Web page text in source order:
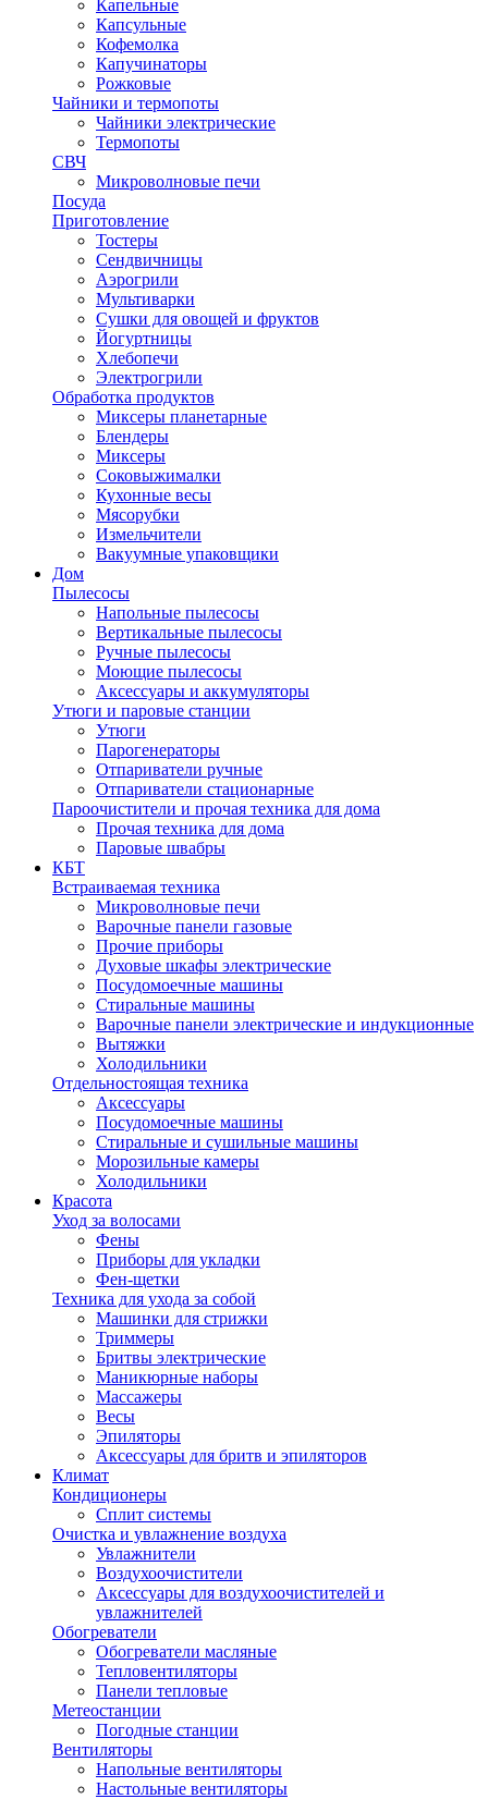
Капельные
Капсульные
Кофемолка
Капучинаторы
Рожковые
Чайники и термопоты
Чайники электрические
Термопоты
СВЧ
Микроволновые печи
Посуда
Приготовление
Тостеры
Сендвичницы
Аэрогрили
Мультиварки
Сушки для овощей и фруктов
Йогуртницы
Хлебопечи
Электрогрили
Обработка продуктов
Миксеры планетарные
Блендеры
Миксеры
Соковыжималки
Кухонные весы
Мясорубки
Измельчители
Вакуумные упаковщики
Дом
Пылесосы
Напольные пылесосы
Вертикальные пылесосы
Ручные пылесосы
Моющие пылесосы
Аксессуары и аккумуляторы
Утюги и паровые станции
Утюги
Парогенераторы
Отпариватели ручные
Отпариватели стационарные
Пароочистители и прочая техника для дома
Прочая техника для дома
Паровые швабры
КБТ
Встраиваемая техника
Микроволновые печи
Варочные панели газовые
Прочие приборы
Духовые шкафы электрические
Посудомоечные машины
Стиральные машины
Варочные панели электрические и индукционные
Вытяжки
Холодильники
Отдельностоящая техника
Аксессуары
Посудомоечные машины
Стиральные и сушильные машины
Морозильные камеры
Холодильники
Красота
Уход за волосами
Фены
Приборы для укладки
Фен-щетки
Техника для ухода за собой
Машинки для стрижки
Триммеры
Бритвы электрические
Маникюрные наборы
Массажеры
Весы
Эпиляторы
Аксессуары для бритв и эпиляторов
Климат
Кондиционеры
Сплит системы
Очистка и увлажнение воздуха
Увлажнители
Воздухоочистители
Аксессуары для воздухоочистителей и
увлажнителей
Обогреватели
Обогреватели масляные
Тепловентиляторы
Панели тепловые
Метеостанции
Погодные станции
Вентиляторы
Напольные вентиляторы
Настольные вентиляторы